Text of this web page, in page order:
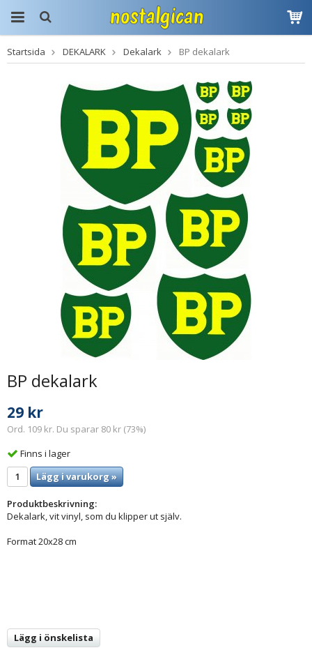
Produkten har blivit
tillagd i varukorgen
Startsida DEKALARK Dekalark BP dekalark
BP dekalark
29 kr
Ord. 109 kr. Du sparar 80 kr (73%)
Finns i lager
Lägg i varukorg »
Produktbeskrivning:
Dekalark, vit vinyl, som du klipper ut själv.
Format 20x28 cm
Lägg i önskelista